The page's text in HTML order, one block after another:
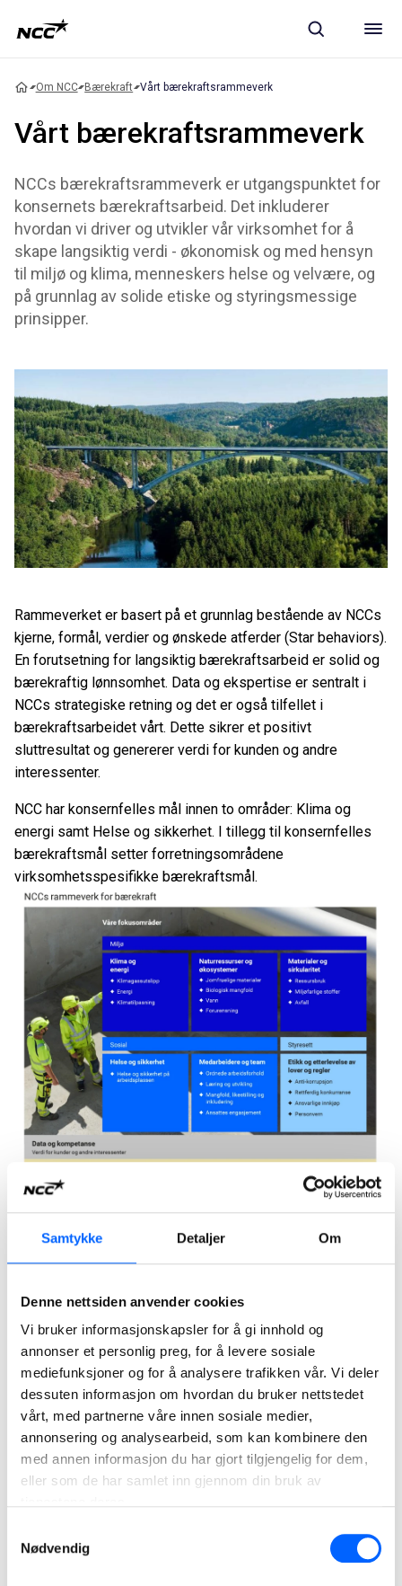
Samtykke Detaljer Om
Denne nettsiden anvender cookies
Vi bruker informasjonskapsler for å gi innhold og
annonser et personlig preg, for å levere sosiale
mediefunksjoner og for å analysere trafikken vår. Vi deler
dessuten informasjon om hvordan du bruker nettstedet
vårt, med partnerne våre innen sosiale medier,
annonsering og analysearbeid, som kan kombinere den
med annen informasjon du har gjort tilgjengelig for dem,
eller som de har samlet inn gjennom din bruk av
Nødvendig
Om NCC Bærekraft Vårt bærekraftsrammeverk
Vårt bærekraftsrammeverk
NCCs bærekraftsrammeverk er utgangspunktet for
konsernets bærekraftsarbeid. Det inkluderer
hvordan vi driver og utvikler vår virksomhet for å
skape langsiktig verdi - økonomisk og med hensyn
til miljø og klima, menneskers helse og velvære, og
på grunnlag av solide etiske og styringsmessige
prinsipper.
Rammeverket er basert på et grunnlag bestående av NCCs
kjerne, formål, verdier og ønskede atferder (Star behaviors).
En forutsetning for langsiktig bærekraftsarbeid er solid og
bærekraftig lønnsomhet. Data og ekspertise er sentralt i
NCCs strategiske retning og det er også tilfellet i
bærekraftsarbeidet vårt. Dette sikrer et positivt
sluttresultat og genererer verdi for kunden og andre
interessenter.
NCC har konsernfelles mål innen to områder: Klima og
energi samt Helse og sikkerhet. I tillegg til konsernfelles
bærekraftsmål setter forretningsområdene
virksomhetsspesifikke bærekraftsmål.
Bærekraftsmål